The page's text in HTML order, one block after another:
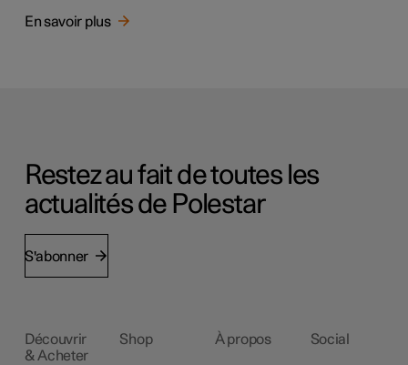
En savoir plus
Restez au fait de toutes les
actualités de Polestar
S'abonner
Découvrir
& Acheter
Shop À propos Social